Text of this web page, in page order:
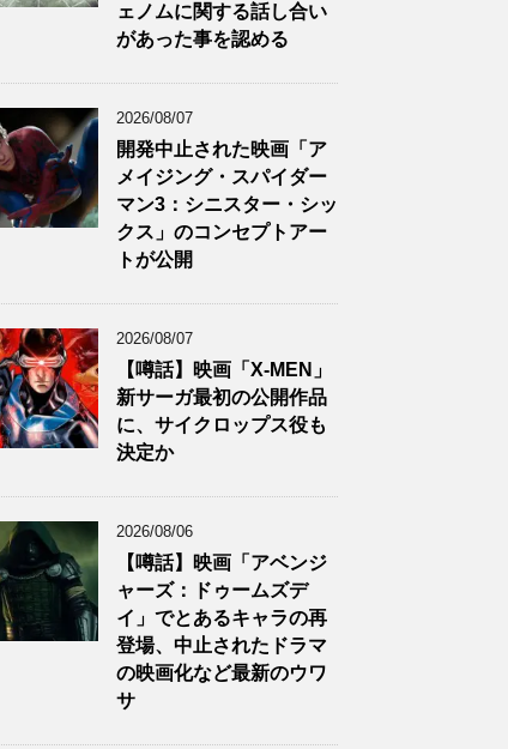
ェノムに関する話し合い
があった事を認める
2026/08/07
開発中止された映画「ア
メイジング・スパイダー
マン3：シニスター・シッ
クス」のコンセプトアー
トが公開
2026/08/07
【噂話】映画「X-MEN」
新サーガ最初の公開作品
に、サイクロップス役も
決定か
2026/08/06
【噂話】映画「アベンジ
ャーズ：ドゥームズデ
イ」でとあるキャラの再
登場、中止されたドラマ
の映画化など最新のウワ
サ